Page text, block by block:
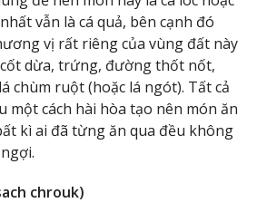
vẫn là cá quả, bên cạnh đó
vị rất riêng của vùng đất này
dừa, trứng, đường thốt nốt,
chùm ruột (hoặc lá ngót). Tất cả
một cách hài hòa tạo nên món ăn
kì ai đã từng ăn qua đều không
chrouk)